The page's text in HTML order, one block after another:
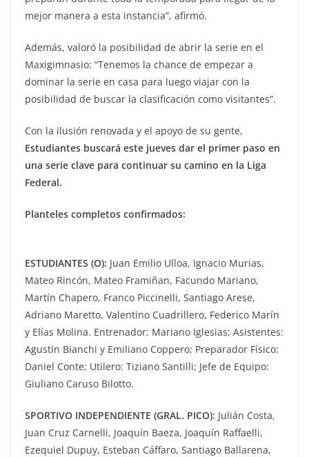
mejor manera a esta instancia”, afirmó.
Además, valoró la posibilidad de abrir la serie en el
Maxigimnasio: “Tenemos la chance de empezar a
dominar la serie en casa para luego viajar con la
posibilidad de buscar la clasificación como visitantes”.
Con la ilusión renovada y el apoyo de su gente,
Estudiantes buscará este jueves dar el primer paso en
una serie clave para continuar su camino en la Liga
Federal.
Planteles completos confirmados:
ESTUDIANTES (O): Juan Emilio Ulloa, Ignacio Murias,
Mateo Rincón, Mateo Framiñan, Facundo Mariano,
Martín Chapero, Franco Piccinelli, Santiago Arese,
Adriano Maretto, Valentino Cuadrillero, Federico Marín
y Elías Molina. Entrenador: Mariano Iglesias; Asistentes:
Agustín Bianchi y Emiliano Coppero; Preparador Físico:
Daniel Conte; Utilero: Tiziano Santilli; Jefe de Equipo:
Giuliano Caruso Bilotto.
SPORTIVO INDEPENDIENTE (GRAL. PICO): Julián Costa,
Juan Cruz Carnelli, Joaquín Baeza, Joaquín Raffaelli,
Ezequiel Dupuy, Esteban Cáffaro, Santiago Ballarena,